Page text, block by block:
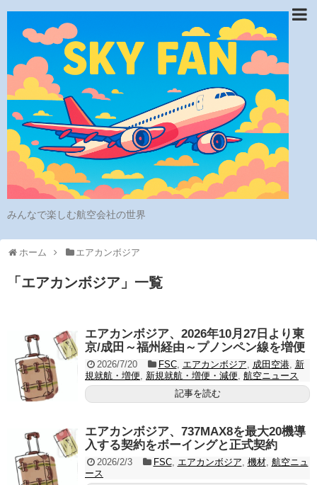
みんなで楽しむ航空会社の世界
ホーム エアカンボジア
「 エアカンボジア 」 一覧
エアカンボジア、2026年10月27日より東
京/成田～福州経由～プノンペン線を増便
2026/7/20 FSC, エアカンボジア, 成田空港, 新
規就航・増便, 新規就航・増便・減便, 航空ニュース
記事を読む
エアカンボジア、737MAX8を最大20機導
入する契約をボーイングと正式契約
2026/2/3 FSC, エアカンボジア, 機材, 航空ニュ
ース